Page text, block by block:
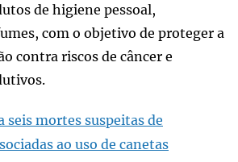
de higiene pessoal,
com o objetivo de proteger a
contra riscos de câncer e
seis mortes suspeitas de
ao uso de canetas